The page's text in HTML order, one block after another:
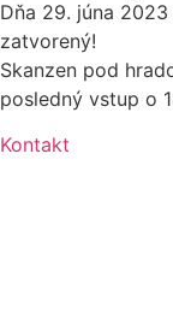
Dňa 29. júna
zatvorený!
Skanzen pod
posledný vstup o
Kontakt